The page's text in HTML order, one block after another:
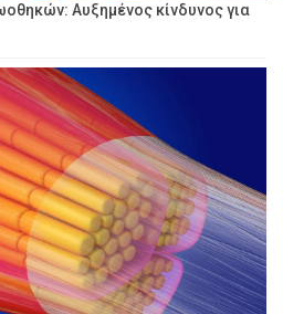
Αυξημένος κίνδυνος για